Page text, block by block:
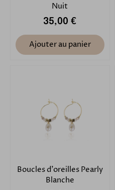
Nuit
35,00 €
Ajouter au panier
Boucles d'oreilles Pearly
Blanche